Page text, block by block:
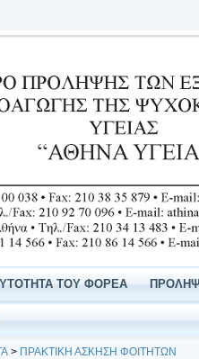
ΤΟΥ ΦΟΡΕΑ
> ΠΡΑΚΤΙΚΗ ΑΣΚΗΣΗ ΦΟΙΤΗΤΩΝ